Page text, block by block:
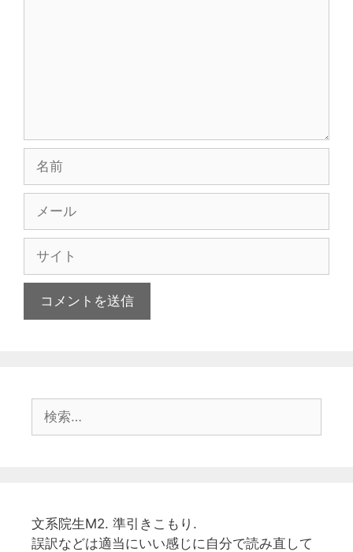
ル
ト
索:
文系院生M2. 準引きこもり.
誤訳などは適当にいい感じに自分で読み直して